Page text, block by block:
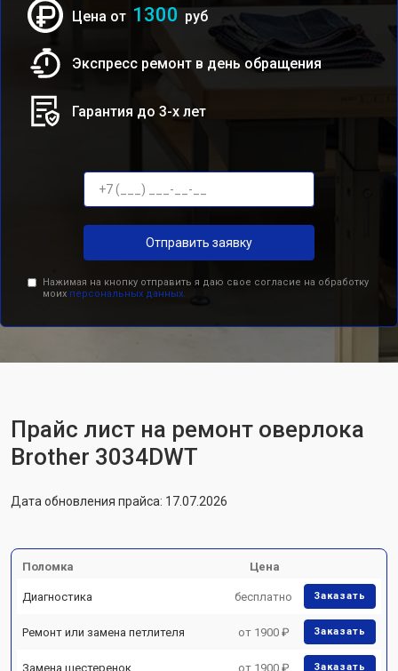
Цена от 1300 руб
Экспресс ремонт в день обращения
Гарантия до 3-х лет
Отправить заявку
Нажимая на кнопку отправить я даю свое согласие на обработку
моих персональных данных.
Прайс лист на ремонт оверлока
Brother 3034DWT
Дата обновления прайса: 17.07.2026
Поломка Цена
Диагностика бесплатно Заказать
Ремонт или замена петлителя от 1900 ₽ Заказать
Замена шестеренок от 1900 ₽ Заказать